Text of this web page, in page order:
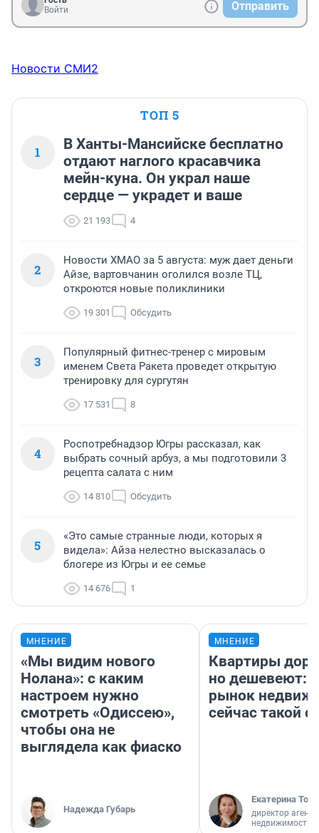
Войти
Отправить
Новости СМИ2
ТОП 5
1
В Ханты-Мансийске бесплатно
отдают наглого красавчика
мейн-куна. Он украл наше
сердце — украдет и ваше
21 193 4
2
Новости ХМАО за 5 августа: муж дает деньги
Айзе, вартовчанин оголился возле ТЦ,
откроются новые поликлиники
19 301 Обсудить
3
Популярный фитнес-тренер с мировым
именем Света Ракета проведет открытую
тренировку для сургутян
17 531 8
4
Роспотребнадзор Югры рассказал, как
выбрать сочный арбуз, а мы подготовили 3
рецепта салата с ним
14 810 Обсудить
5
«Это самые странные люди, которых я
видела»: Айза нелестно высказалась о
блогере из Югры и ее семье
14 676 1
МНЕНИЕ
«Мы видим нового
Нолана»: с каким
настроем нужно
смотреть «Одиссею»,
чтобы она не
выглядела как фиаско
Надежда Губарь
МНЕНИЕ
Квартиры
но дешевеют:
рынок
сейчас такой
Екатерина
директор
недвижимости